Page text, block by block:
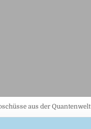
aus der Quantenwelt